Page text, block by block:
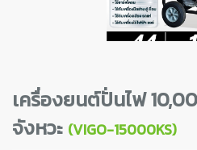
เครื่องยนต์ปั่นไฟ
จังหวะ (VIGO-15000KS)